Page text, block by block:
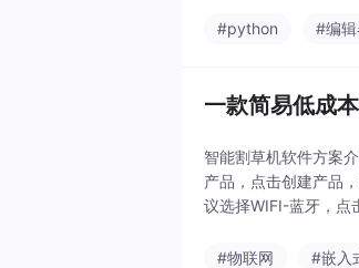
#python
#编辑
一款简易低成
智能割草机软件方案
产品，点击创建产品
议选择WIFI-蓝牙，点
#物联网
#嵌入